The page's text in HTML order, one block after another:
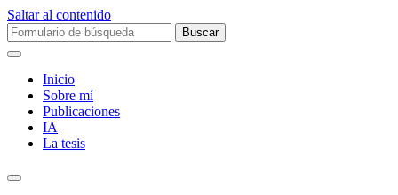
Saltar al contenido
Buscar:
Inicio
Sobre mí­
Publicaciones
IA
La tesis
Alternar